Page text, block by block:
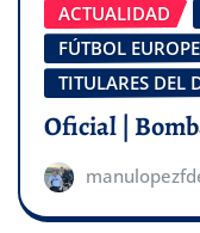
ACTUALIDAD
FÚTBOL
TITULARES DEL
Oficial |